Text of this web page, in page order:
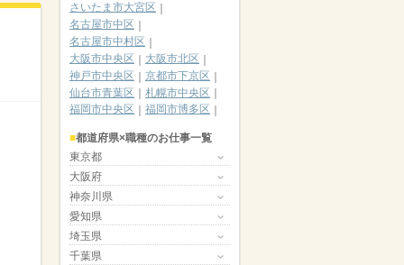
さいたま市大宮区
名古屋市中区
名古屋市中村区
大阪市中央区
大阪市北区
神戸市中央区
京都市下京区
仙台市青葉区
札幌市中央区
福岡市中央区
福岡市博多区
都道府県×職種のお仕事一覧
東京都
大阪府
神奈川県
愛知県
埼玉県
千葉県